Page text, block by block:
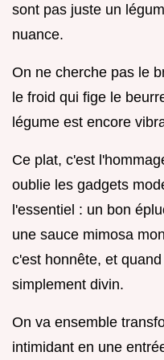
sont pas juste un
nuance.
On ne cherche pas le
le froid qui fige le
légume est encore
Ce plat, c'est
oublie les gadgets
l'essentiel : un bon
une sauce mimosa
c'est honnête, et
simplement divin.
On va ensemble
intimidant en une